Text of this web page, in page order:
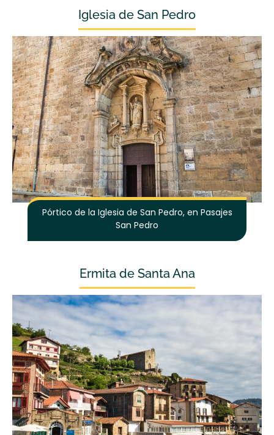
Iglesia de San Pedro
Pórtico de la Iglesia de San Pedro, en Pasajes
San Pedro
Ermita de Santa Ana